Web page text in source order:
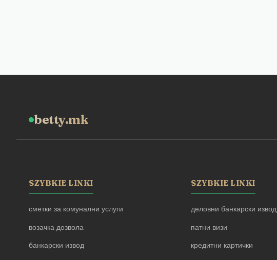
betty.mk
SZYBKIE LINKI
сметки за комунални услуги
возачка дозвола
банкарски извод
SZYBKIE LINKI
деловни банкарски извод
патни визи
кредитни картички